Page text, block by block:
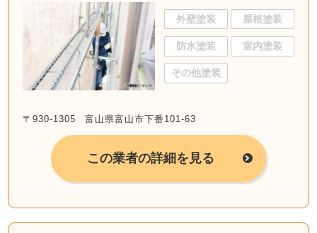
外壁塗装 屋根塗装
防水塗装 室内塗装
その他塗装
〒930-1305 富山県富山市下番101-63
この業者の詳細を見る